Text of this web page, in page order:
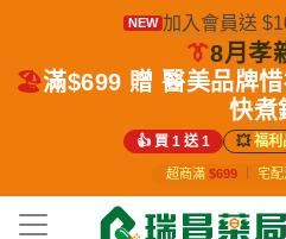
NEW 加入會員送
👔8月孝
🏖️滿$699 贈 醫美品牌
快煮
👍 買 1 送 1 💥福利
超商滿 $699 宅配